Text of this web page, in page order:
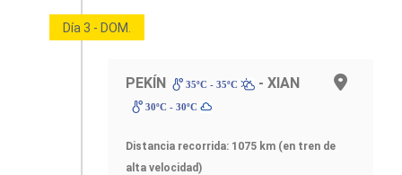
Día 3 - DOM.
PEKÍN 35ºC - 35ºC - XIAN
30ºC - 30ºC
Distancia recorrida: 1075 km (en tren de
alta velocidad)